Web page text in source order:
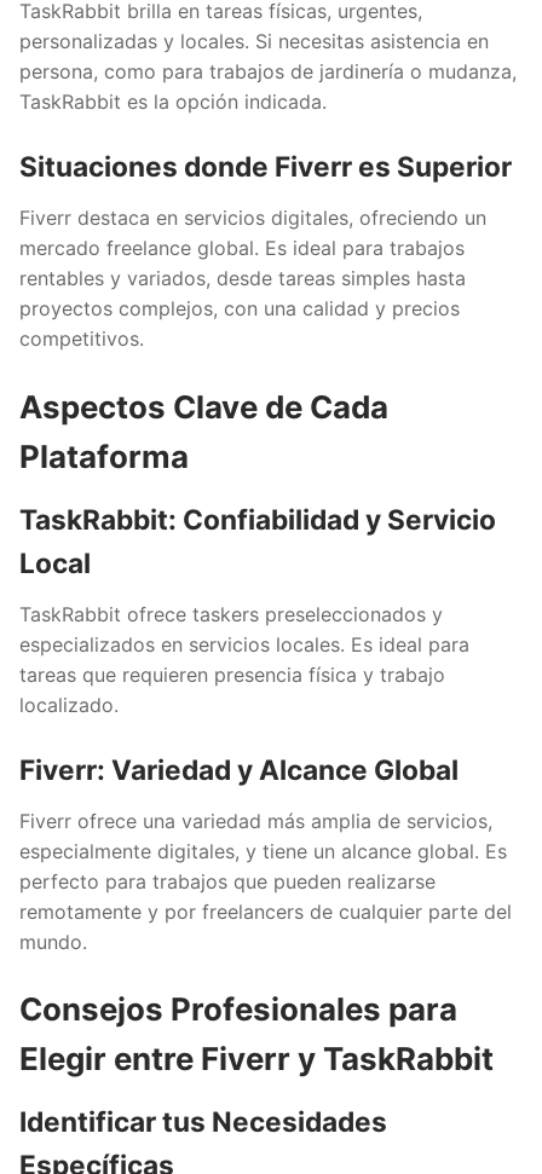
TaskRabbit brilla en tareas físicas, urgentes,
personalizadas y locales. Si necesitas asistencia en
persona, como para trabajos de jardinería o mudanza,
TaskRabbit es la opción indicada.
Situaciones donde Fiverr es Superior
Fiverr destaca en servicios digitales, ofreciendo un
mercado freelance global. Es ideal para trabajos
rentables y variados, desde tareas simples hasta
proyectos complejos, con una calidad y precios
competitivos.
Aspectos Clave de Cada
Plataforma
TaskRabbit: Confiabilidad y Servicio
Local
TaskRabbit ofrece taskers preseleccionados y
especializados en servicios locales. Es ideal para
tareas que requieren presencia física y trabajo
localizado.
Fiverr: Variedad y Alcance Global
Fiverr ofrece una variedad más amplia de servicios,
especialmente digitales, y tiene un alcance global. Es
perfecto para trabajos que pueden realizarse
remotamente y por freelancers de cualquier parte del
mundo.
Consejos Profesionales para
Elegir entre Fiverr y TaskRabbit
Identificar tus Necesidades
Específicas